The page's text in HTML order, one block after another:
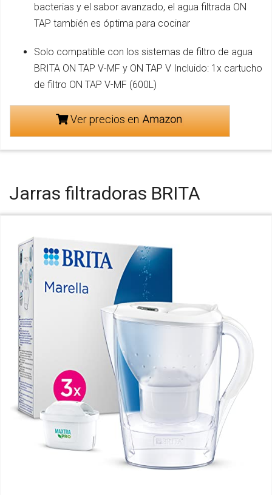
bacterias y el sabor avanzado, el agua filtrada ON
TAP también es óptima para cocinar
Solo compatible con los sistemas de filtro de agua
BRITA ON TAP V-MF y ON TAP V Incluido: 1x cartucho
de filtro ON TAP V-MF (600L)
Ver precios en
Jarras filtradoras BRITA